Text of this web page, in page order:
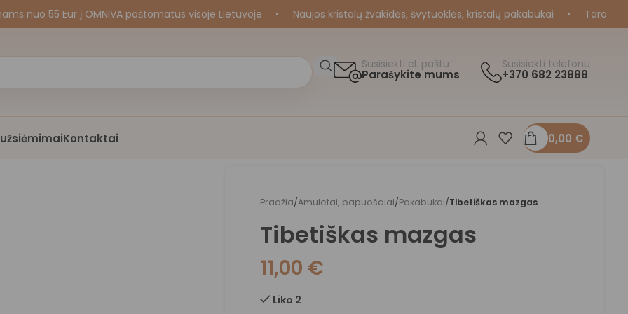
55 Eur į OMNIVA paštomatus visoje Lietuvoje • Naujos kristalų žvakidės, švytuoklės, kristalų pakabukai • Taro ir
Susisiekti el. paštu
Parašykite mums
Susisiekti telefonu
+370 682 23888
Kontaktai 0,00 €
Pradžia/Amuletai, papuošalai/Pakabukai/Tibetiškas mazgas
Tibetiškas mazgas
11,00 €
Liko 2